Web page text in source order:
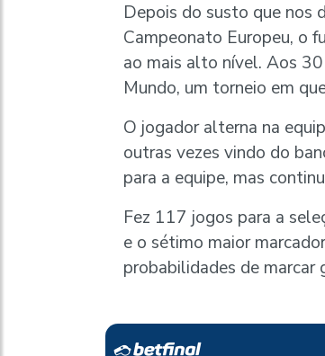
Depois do susto que nos
Campeonato Europeu, o
ao mais alto nível. Aos
Mundo, um torneio em
O jogador alterna na
outras vezes vindo do
para a equipe, mas
Fez 117 jogos para a
e o sétimo maior
probabilidades de